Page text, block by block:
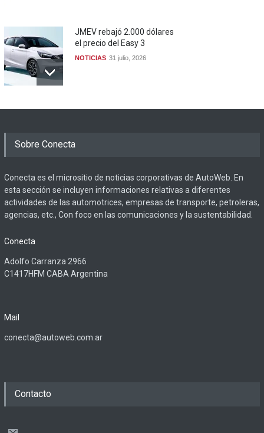
JMEV rebajó 2.000 dólares
el precio del Easy 3
NOTICIAS 31 julio, 2026
Sobre Conecta
Conecta es el micrositio de noticias corporativas de AutoWeb. En
esta sección se incluyen informaciones relativas a diferentes
actividades de las automotrices, empresas de transporte, petroleras,
agencias, etc., Con foco en las comunicaciones y la sustentabilidad.
Conecta
Adolfo Carranza 2966
C1417HFM CABA Argentina
Mail
conecta@autoweb.com.ar
Contacto